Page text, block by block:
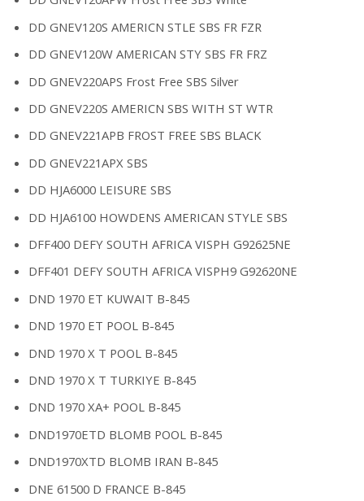
DD GNEV120S AMERICN STLE SBS FR FZR
DD GNEV120W AMERICAN STY SBS FR FRZ
DD GNEV220APS Frost Free SBS Silver
DD GNEV220S AMERICN SBS WITH ST WTR
DD GNEV221APB FROST FREE SBS BLACK
DD GNEV221APX SBS
DD HJA6000 LEISURE SBS
DD HJA6100 HOWDENS AMERICAN STYLE SBS
DFF400 DEFY SOUTH AFRICA VISPH G92625NE
DFF401 DEFY SOUTH AFRICA VISPH9 G92620NE
DND 1970 ET KUWAIT B-845
DND 1970 ET POOL B-845
DND 1970 X T POOL B-845
DND 1970 X T TURKIYE B-845
DND 1970 XA+ POOL B-845
DND1970ETD BLOMB POOL B-845
DND1970XTD BLOMB IRAN B-845
DNE 61500 D FRANCE B-845